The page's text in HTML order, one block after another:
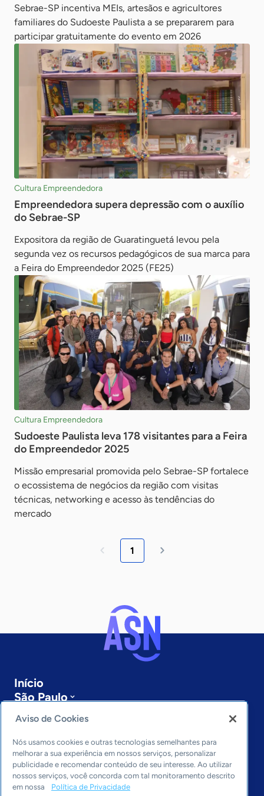
Sebrae-SP incentiva MEIs, artesãos e agricultores
familiares do Sudoeste Paulista a se prepararem para
participar gratuitamente do evento em 2026
Cultura Empreendedora
Empreendedora supera depressão com o auxílio
do Sebrae-SP
Expositora da região de Guaratinguetá levou pela
segunda vez os recursos pedagógicos de sua marca para
a Feira do Empreendedor 2025 (FE25)
Cultura Empreendedora
Sudoeste Paulista leva 178 visitantes para a Feira
do Empreendedor 2025
Missão empresarial promovida pelo Sebrae-SP fortalece
o ecossistema de negócios da região com visitas
técnicas, networking e acesso às tendências do
mercado
1
Início
São Paulo
Últimas notícias
Entre em contato
Editorias
Economia & Política
Inovação & Tecnologia
Aviso de Cookies
Nós usamos cookies e outras tecnologias semelhantes para
melhorar a sua experiência em nossos serviços, personalizar
publicidade e recomendar conteúdo de seu interesse. Ao utilizar
nossos serviços, você concorda com tal monitoramento descrito
em nossa
Política de Privacidade